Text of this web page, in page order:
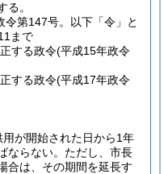
る。
令第147号。以下「令」と
まで
する政令(平成15年政令
する政令(平成17年政令
が開始された日から1年
ならない。 ただし、市長
合は、その期間を延長す